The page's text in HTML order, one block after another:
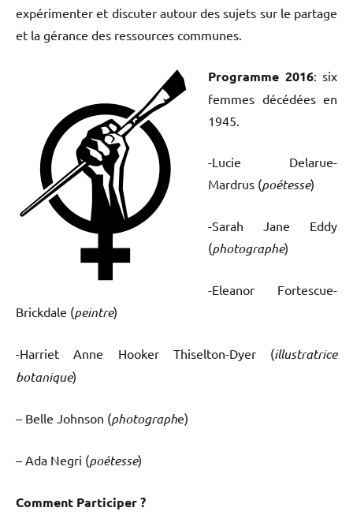
expérimenter et discuter autour des sujets sur le partage
et la gérance des ressources communes.
Programme 2016: six
femmes décédées en
1945.
-Lucie Delarue-
Mardrus (poétesse)
-Sarah Jane Eddy
(photographe)
-Eleanor Fortescue-
Brickdale (peintre)
-Harriet Anne Hooker Thiselton-Dyer (illustratrice
botanique)
– Belle Johnson (photographe)
– Ada Negri (poétesse)
Comment Participer ?